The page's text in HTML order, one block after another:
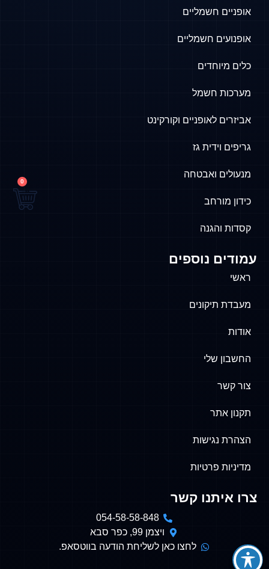
אופניים חשמליים
אופנועים חשמליים
כלים מיוחדים
מערכות חשמל
אביזרים לאופניים וקורקינט
גריפים וידית גז
מנעולים ואבטחה
כידון מורחב
קסדות והגנה
עמודים נוספים
ראשי
מעבדת תיקונים
אודות
החשבון שלי
צור קשר
תקנון אתר
הצהרת נגישות
מדיניות פרטיות
צרו איתנו קשר
054-58-58-848
ויצמן 99, כפר סבא
לחצו כאן לשליחת הודעה בווטסאפ.
0